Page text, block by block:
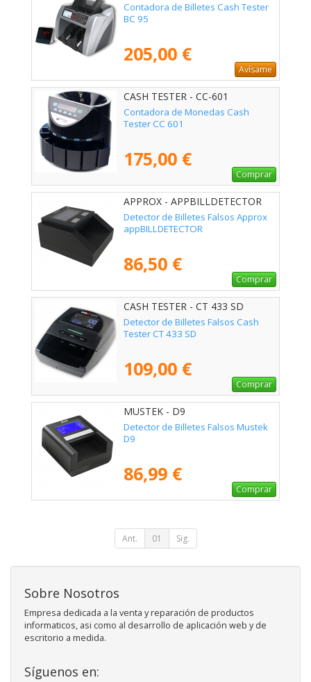
Contadora de Billetes Cash Tester
BC 95
205,00 €
Avísame
CASH TESTER - CC-601
Contadora de Monedas Cash
Tester CC 601
175,00 €
Comprar
APPROX - APPBILLDETECTOR
Detector de Billetes Falsos Approx
appBILLDETECTOR
86,50 €
Comprar
CASH TESTER - CT 433 SD
Detector de Billetes Falsos Cash
Tester CT 433 SD
109,00 €
Comprar
MUSTEK - D9
Detector de Billetes Falsos Mustek
D9
86,99 €
Comprar
Ant. 01 Sig.
Sobre Nosotros
Empresa dedicada a la venta y reparación de productos
informaticos, asi como al desarrollo de aplicación web y de
escritorio a medida.
Síguenos en: